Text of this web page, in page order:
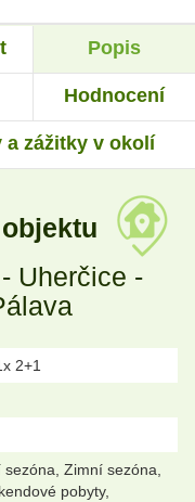
Popis
Hodnocení
a zážitky v okolí
Uherčice -
2+1
Zimní sezóna,
pobyty,